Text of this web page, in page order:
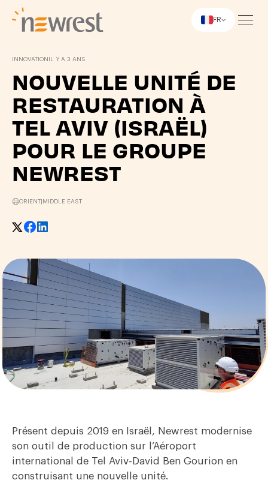
FR
INNOVATION IL Y A 3 ANS
NOUVELLE UNITÉ DE
RESTAURATION À
TEL AVIV (ISRAËL)
POUR LE GROUPE
NEWREST
ORIENT MIDDLE EAST
Présent depuis 2019 en Israël, Newrest modernise
son outil de production sur l’Aéroport
international de Tel Aviv-David Ben Gourion en
construisant une nouvelle unité.